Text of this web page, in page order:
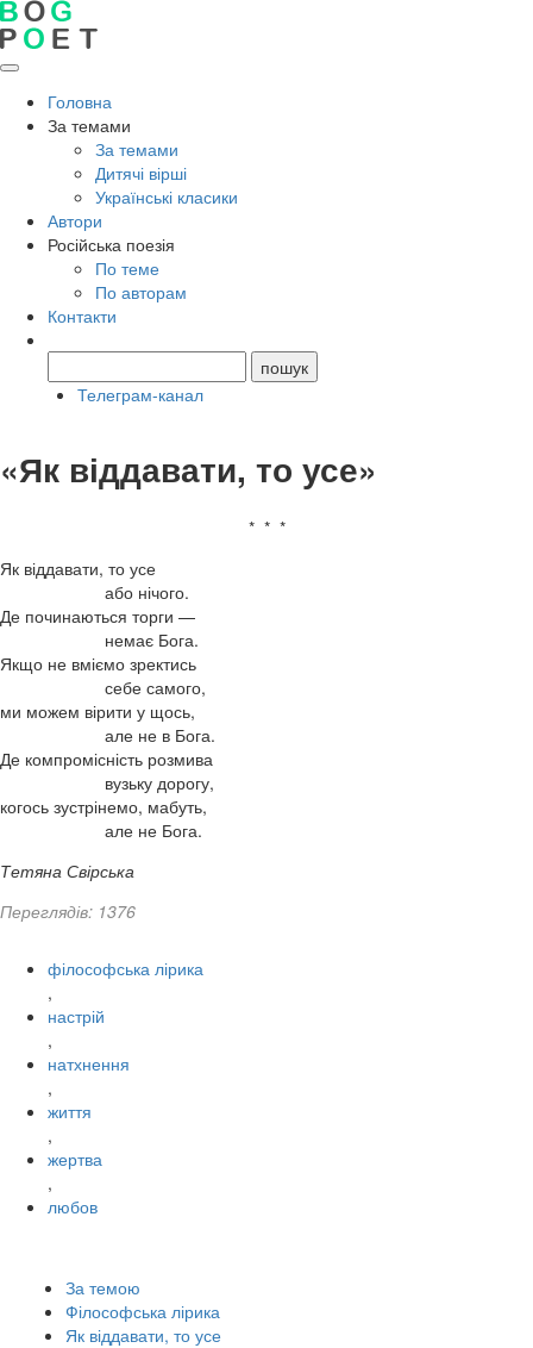
Головна
За темами
За темами
Дитячі вірші
Українські класики
Автори
Російська поезія
По теме
По авторам
Контакти
Телеграм-канал
«Як віддавати, то усе»
* * *
Як віддавати, то усе
або нічого.
Де починаються торги —
немає Бога.
Якщо не вміємо зректись
себе самого,
ми можем вірити у щось,
але не в Бога.
Де компромісність розмива
вузьку дорогу,
когось зустрінемо, мабуть,
але не Бога.
Тетяна Свірська
Переглядів: 1376
філософська лірика
,
настрій
,
натхнення
,
життя
,
жертва
,
любов
За темою
Філософська лірика
Як віддавати, то усе